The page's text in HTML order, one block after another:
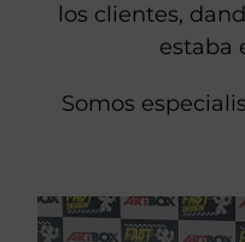
los clientes,
estaba
Somos